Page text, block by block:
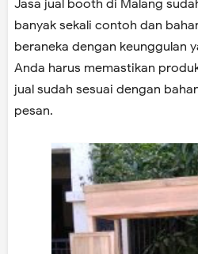
Jasa jual booth di Malang
banyak sekali contoh dan
beraneka dengan keunggulan
Anda harus memastikan
jual sudah sesuai dengan
pesan.